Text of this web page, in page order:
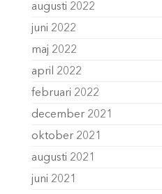
augusti 2022
juni 2022
maj 2022
april 2022
februari 2022
december 2021
oktober 2021
augusti 2021
juni 2021